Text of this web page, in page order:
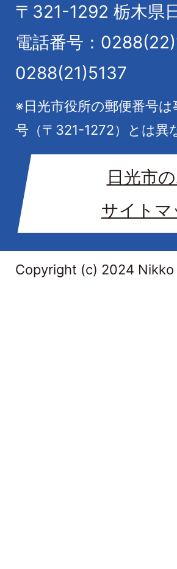
〒321-1292 栃木県
電話番号：
0288(21)5137
※日光市役所の郵便番号
号（〒321-1272）とは異
日光市
サイトマ
Copyright (c) 2024